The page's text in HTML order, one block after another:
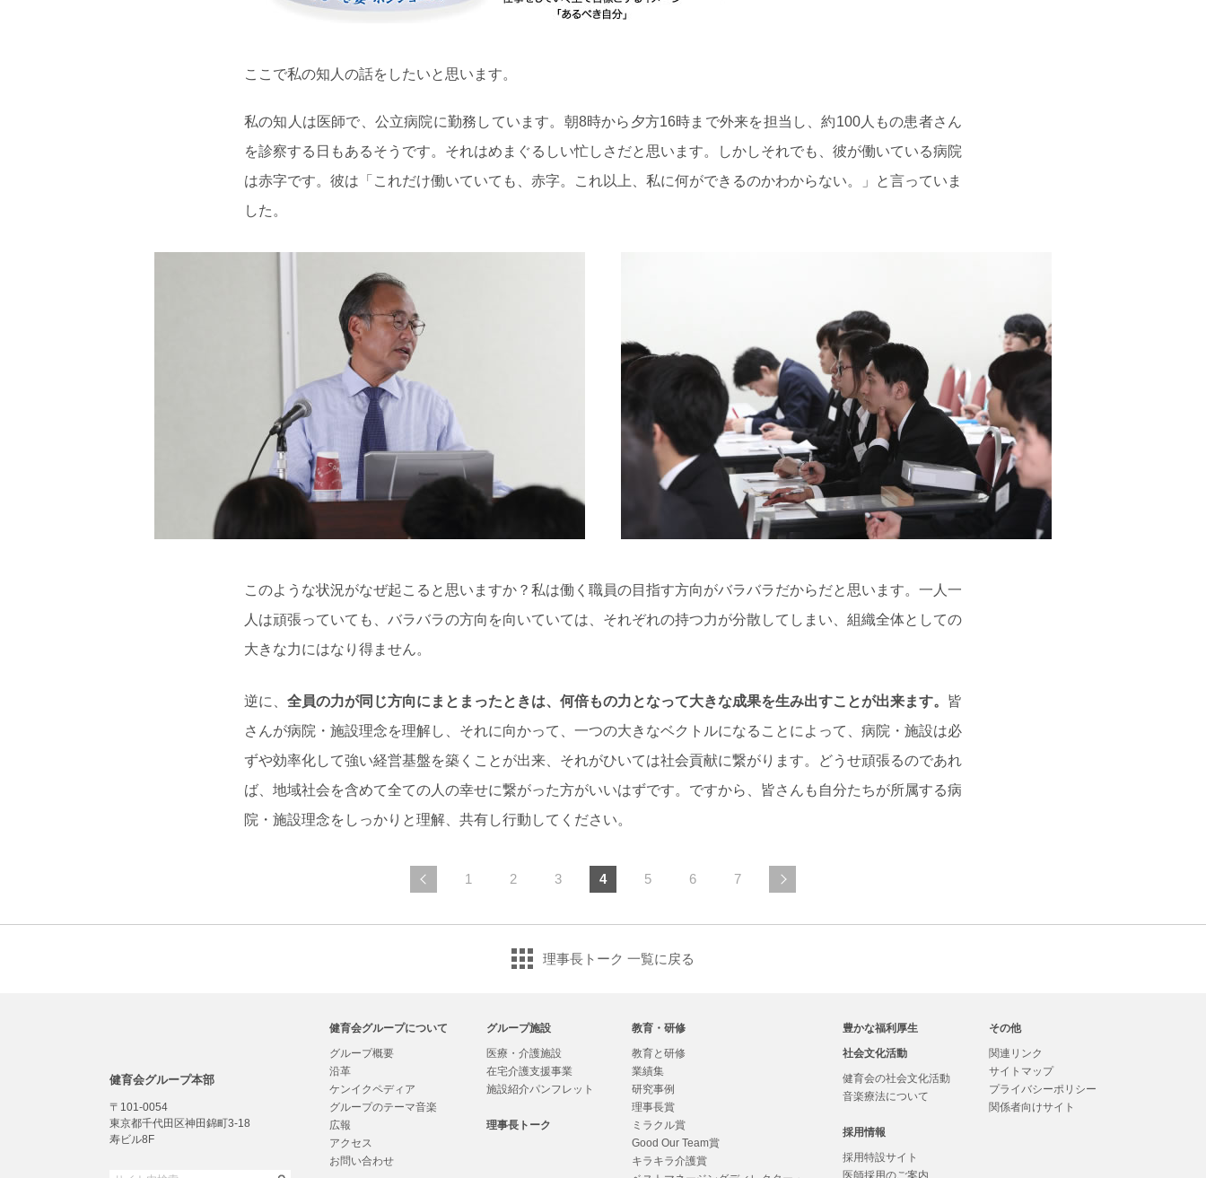
ここで私の知人の話をしたいと思います。
私の知人は医師で、公立病院に勤務しています。朝8時から夕方16時まで外来を担当し、約100人もの患者さん
を診察する日もあるそうです。それはめまぐるしい忙しさだと思います。しかしそれでも、彼が働いている病院
は赤字です。彼は「これだけ働いていても、赤字。これ以上、私に何ができるのかわからない。」と言っていま
した。
このような状況がなぜ起こると思いますか？私は働く職員の目指す方向がバラバラだからだと思います。一人一
人は頑張っていても、バラバラの方向を向いていては、それぞれの持つ力が分散してしまい、組織全体としての
大きな力にはなり得ません。
逆に、 全員の力が同じ方向にまとまったときは、何倍もの力となって大きな成果を生み出すことが出来ます。 皆
さんが病院・施設理念を理解し、それに向かって、一つの大きなベクトルになることによって、病院・施設は必
ずや効率化して強い経営基盤を築くことが出来、それがひいては社会貢献に繋がります。どうせ頑張るのであれ
ば、地域社会を含めて全ての人の幸せに繋がった方がいいはずです。ですから、皆さんも自分たちが所属する病
院・施設理念をしっかりと理解、共有し行動してください。
ペー
1 2 3 4 5 6
7
ペー
理事長トーク 一覧に戻る
健育会グループ本部
〒101-0054
東京都千代田区神田錦町3-18
寿ビル8F
健育会グループについて
グループ概要
沿革
ケンイクペディア
グループのテーマ音楽
広報
アクセス
お問い合わせ
グループ施設
医療・介護施設
在宅介護支援事業
施設紹介パンフレット
理事長トーク
教育・研修
教育と研修
業績集
研究事例
理事長賞
ミラクル賞
Good Our Team賞
キラキラ介護賞
豊かな福利厚生
社会文化活動
健育会の社会文化活動
音楽療法について
採用情報
採用特設サイト
医師採用のご案内
その他
関連リンク
サイトマップ
プライバシーポリシー
関係者向けサイト